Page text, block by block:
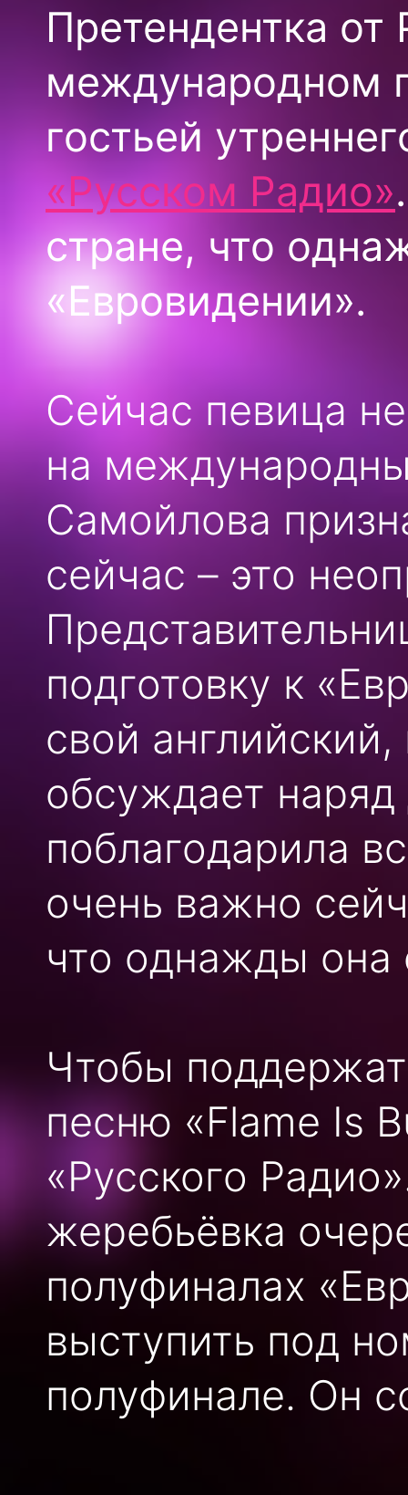
Претендентка от
международном
гостьей
«Русском Радио»
стране, что
«Евровидении».
Сейчас певица
на
Самойлова
сейчас – это
подготовку к
свой
обсуждает
поблагодарила
очень важно
что однажды она
Чтобы
песню «Flame Is
«Русского
жеребьёвка
полуфиналах
выступить под
полуфинале. Он